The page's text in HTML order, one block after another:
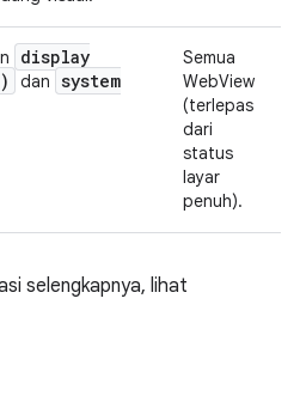
display
) dan system
Semua
WebView
(terlepas
dari
status
layar
penuh).
selengkapnya, lihat